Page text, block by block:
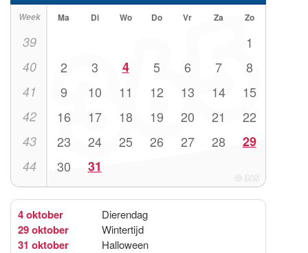
Week Ma Di Wo Do Vr Za Zo
39 1
40 2 3 4 5 6 7 8
41 9 10 11 12 13 14 15
42 16 17 18 19 20 21 22
43 23 24 25 26 27 28 29
44 30 31
4 oktober Dierendag
29 oktober Wintertijd
31 oktober Halloween